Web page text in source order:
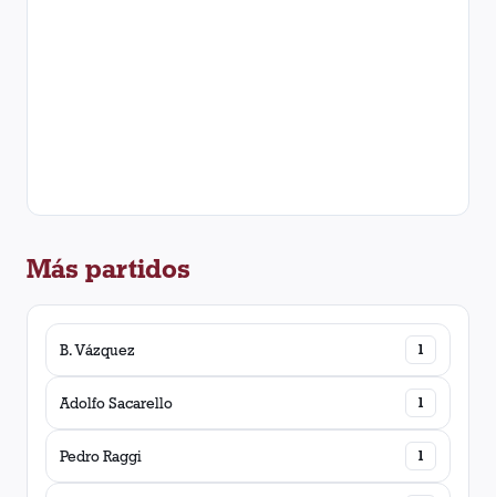
Más partidos
B. Vázquez 1
Adolfo Sacarello 1
Pedro Raggi 1